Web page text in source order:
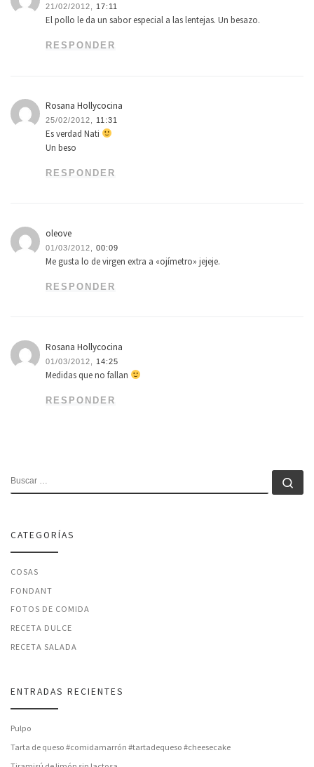
21/02/2012, 17:11
El pollo le da un sabor especial a las lentejas. Un besazo.
RESPONDER
Rosana Hollycocina
25/02/2012, 11:31
Es verdad Nati
Un beso
RESPONDER
oleove
01/03/2012, 00:09
Me gusta lo de virgen extra a «ojímetro» jejeje.
RESPONDER
Rosana Hollycocina
01/03/2012, 14:25
Medidas que no fallan
RESPONDER
BUSCAR
CATEGORÍAS
COSAS
FONDANT
FOTOS DE COMIDA
RECETA DULCE
RECETA SALADA
ENTRADAS RECIENTES
Pulpo
Tarta de queso #comidamarrón #tartadequeso #cheesecake